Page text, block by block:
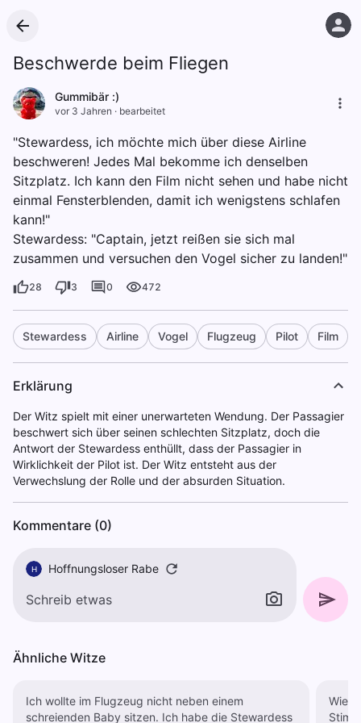
Beschwerde beim Fliegen
Gummibär :)
vor 3 Jahren · bearbeitet
"Stewardess, ich möchte mich über diese Airline
beschweren! Jedes Mal bekomme ich denselben
Sitzplatz. Ich kann den Film nicht sehen und habe nicht
einmal Fensterblenden, damit ich wenigstens schlafen
kann!"
Stewardess: "Captain, jetzt reißen sie sich mal
zusammen und versuchen den Vogel sicher zu landen!"
28 3 0 472
Stewardess Airline Vogel Flugzeug Pilot Film
Erklärung
Der Witz spielt mit einer unerwarteten Wendung. Der Passagier
beschwert sich über seinen schlechten Sitzplatz, doch die
Antwort der Stewardess enthüllt, dass der Passagier in
Wirklichkeit der Pilot ist. Der Witz entsteht aus der
Verwechslung der Rolle und der absurden Situation.
Kommentare (0)
H Hoffnungsloser Rabe
Ähnliche Witze
Ich wollte im Flugzeug nicht neben einem
schreienden Baby sitzen. Ich habe die Stewardess
Wie